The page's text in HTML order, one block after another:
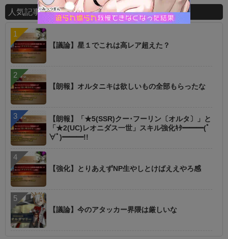
人気記事ランキング
【議論】星１でこれは高レア超えた？
【朗報】オルタニキは欲しいもの全部もらったな
【朗報】「★5(SSR)クー･フーリン〔オルタ〕」と
「★2(UC)レオニダス一世」スキル強化ｷﾀ━━━(ﾟ
∀ﾟ)━━━!!
【強化】とりあえずNP生やしとけばええやろ感
【議論】今のアタッカー界隈は厳しいな